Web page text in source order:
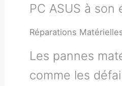
PC ASUS à son
Réparations
Les pannes
comme les